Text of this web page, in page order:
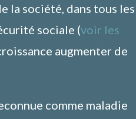
la société, dans tous les
sociale (voir les
augmenter de
comme maladie